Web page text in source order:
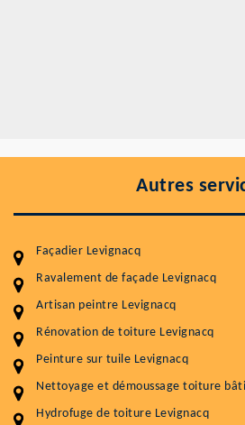
Autres
Façadier Levignacq
Ravalement de façade Levignacq
Artisan peintre Levignacq
Rénovation de toiture Levignacq
Peinture sur tuile Levignacq
Nettoyage et démoussage toiture
Hydrofuge de toiture Levignacq
Entretenir votre toiture,
durabilité
Plus de 15 ans d'expérience en
Service